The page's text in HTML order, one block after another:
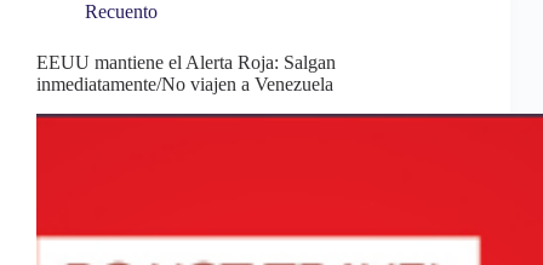
Recuento
EEUU mantiene el Alerta Roja: Salgan
inmediatamente/No viajen a Venezuela